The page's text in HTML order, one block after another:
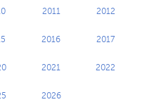
2011 2012
2016 2017
2021 2022
2026